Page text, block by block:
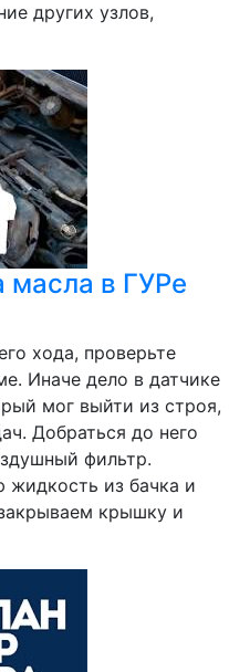
других узлов,
масла в ГУРе
хода, проверьте
Иначе дело в датчике
мог выйти из строя,
Добраться до него
фильтр.
из бачка и
крышку и